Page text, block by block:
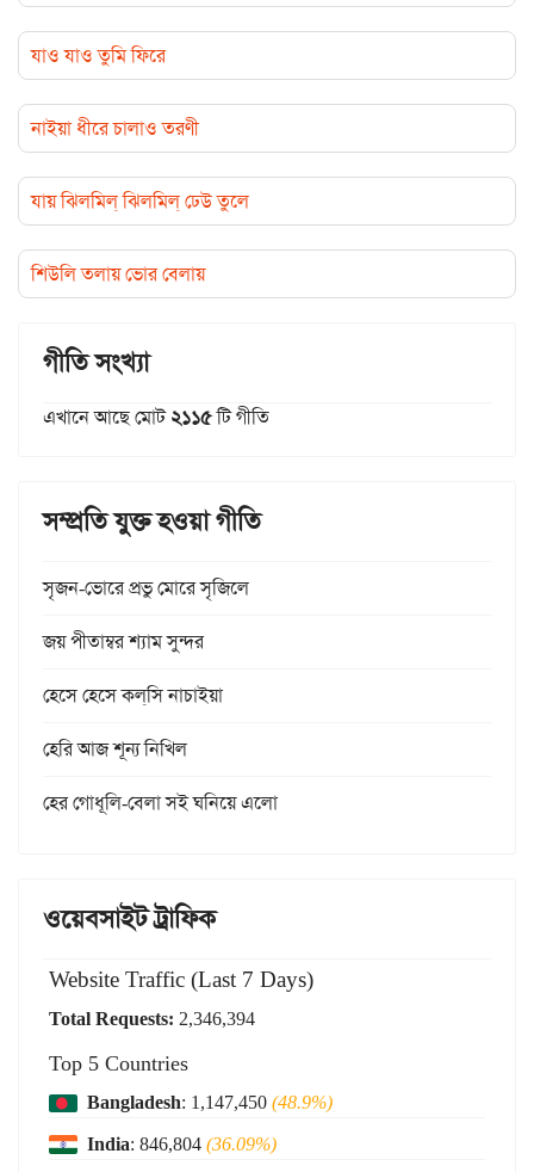
যাও যাও তুমি ফিরে
নাইয়া ধীরে চালাও তরণী
যায় ঝিলমিল্ ঝিলমিল্ ঢেউ তুলে
শিউলি তলায় ভোর বেলায়
গীতি সংখ্যা
এখানে আছে মোট২১১৫টি গীতি
সম্প্রতি যুক্ত হওয়া গীতি
সৃজন-ভোরে প্রভু মোরে সৃজিলে
জয় পীতাম্বর শ্যাম সুন্দর
হেসে হেসে কল্‌সি নাচাইয়া
হেরি আজ শূন্য নিখিল
হের গোধূলি-বেলা সই ঘনিয়ে এলো
ওয়েবসাইট ট্রাফিক
Website Traffic (Last 7 Days)
Total Requests: 2,346,394
Top 5 Countries
Bangladesh: 1,147,450(48.9%)
India: 846,804(36.09%)